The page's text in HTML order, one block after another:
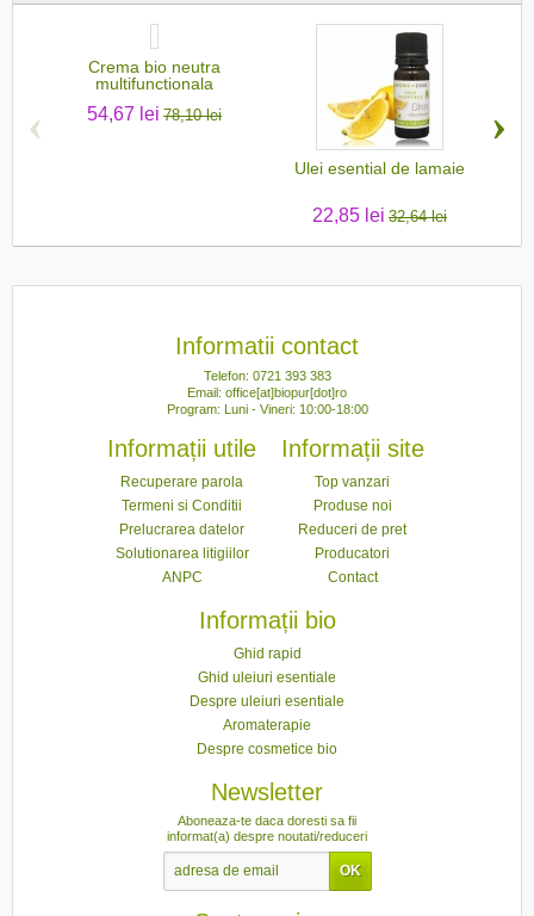
Crema bio neutra
multifunctionala
54,67 lei 78,10 lei
Ulei esential de lamaie
22,85 lei 32,64 lei
‹ ›
Informatii contact
Telefon: 0721 393 383
Email: office[at]biopur[dot]ro
Program: Luni - Vineri: 10:00-18:00
Informații utile
Recuperare parola
Termeni si Conditii
Prelucrarea datelor
Solutionarea litigiilor
ANPC
Informații site
Top vanzari
Produse noi
Reduceri de pret
Producatori
Contact
Informații bio
Ghid rapid
Ghid uleiuri esentiale
Despre uleiuri esentiale
Aromaterapie
Despre cosmetice bio
Newsletter
Aboneaza-te daca doresti sa fii
informat(a) despre noutati/reduceri